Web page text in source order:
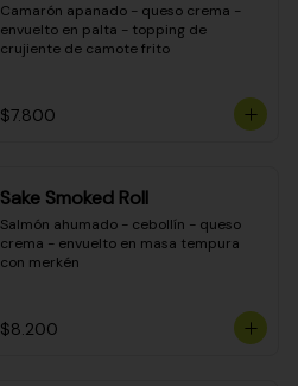
Camarón apanado - queso crema -
envuelto en palta - topping de
crujiente de camote frito
$7.800
Sake Smoked Roll
Salmón ahumado - cebollín - queso
crema - envuelto en masa tempura
con merkén
$8.200